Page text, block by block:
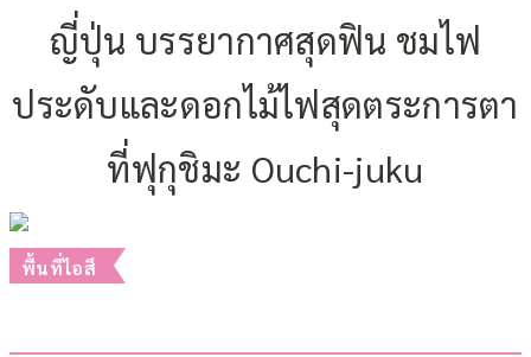
ญี่ปุ่น บรรยากาศสุดฟิน ชมไฟ
ประดับและดอกไม้ไฟสุดตระการตา
ที่ฟุกุชิมะ Ouchi-juku
พื้นที่ไอสึ
2023.10.21